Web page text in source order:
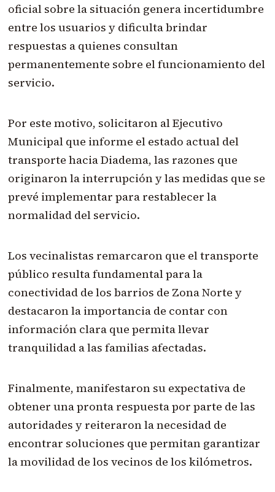
oficial sobre la situación genera incertidumbre
entre los usuarios y dificulta brindar
respuestas a quienes consultan
permanentemente sobre el funcionamiento del
servicio.
Por este motivo, solicitaron al Ejecutivo
Municipal que informe el estado actual del
transporte hacia Diadema, las razones que
originaron la interrupción y las medidas que se
prevé implementar para restablecer la
normalidad del servicio.
Los vecinalistas remarcaron que el transporte
público resulta fundamental para la
conectividad de los barrios de Zona Norte y
destacaron la importancia de contar con
información clara que permita llevar
tranquilidad a las familias afectadas.
Finalmente, manifestaron su expectativa de
obtener una pronta respuesta por parte de las
autoridades y reiteraron la necesidad de
encontrar soluciones que permitan garantizar
la movilidad de los vecinos de los kilómetros.